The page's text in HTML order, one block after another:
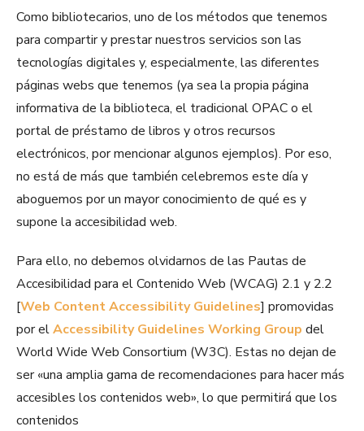
Como bibliotecarios, uno de los métodos que tenemos
para compartir y prestar nuestros servicios son las
tecnologías digitales y, especialmente, las diferentes
páginas webs que tenemos (ya sea la propia página
informativa de la biblioteca, el tradicional OPAC o el
portal de préstamo de libros y otros recursos
electrónicos, por mencionar algunos ejemplos). Por eso,
no está de más que también celebremos este día y
aboguemos por un mayor conocimiento de qué es y
supone la accesibilidad web.
Para ello, no debemos olvidarnos de las Pautas de
Accesibilidad para el Contenido Web (WCAG) 2.1 y 2.2
[Web Content Accessibility Guidelines] promovidas
por elAccessibility Guidelines Working Group del
World Wide Web Consortium (W3C). Estas no dejan de
ser «una amplia gama de recomendaciones para hacer más
accesibles los contenidos web», lo que permitirá que los
contenidos